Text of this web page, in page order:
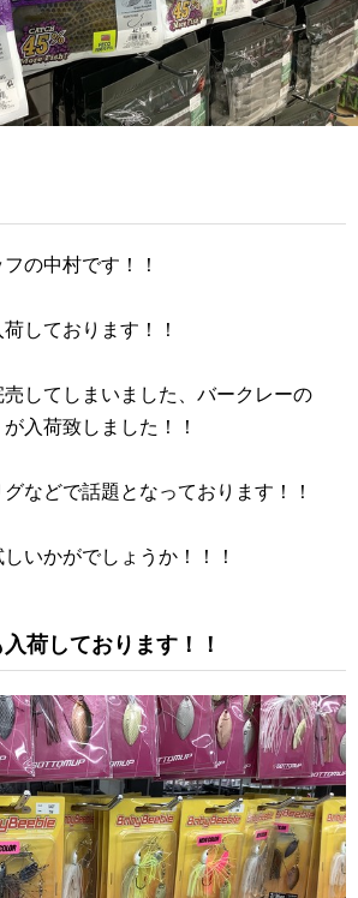
の中村です！！
しております！！
してしまいました、バークレーの
入荷致しました！！
などで話題となっております！！
いかがでしょうか！！！
荷しております！！